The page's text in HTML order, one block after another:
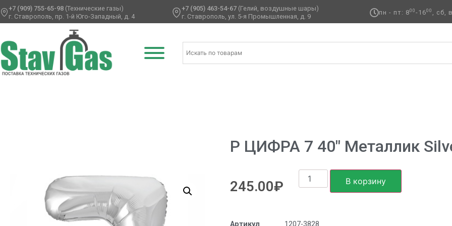
+7 (909) 755-65-98 (Технические газы)
г. Ставрополь, пр. 1-й Юго-Западный, д. 4
+7 (905) 463-54-67 (Гелий, воздушные шары)
г. Ставрополь, ул. 5-я Промышленная, д. 9 ​
пн - пт: 800-1600 , сб,
Р ЦИФРА 7 40″ Металлик
245.00₽ В корзину
Артикул
1207-3828